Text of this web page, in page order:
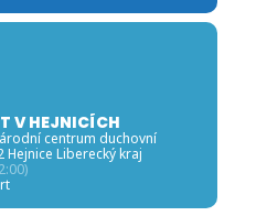
V HEJNICÍCH
centrum duchovní
Hejnice Liberecký kraj